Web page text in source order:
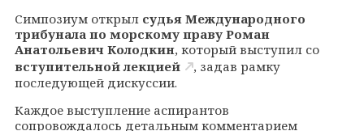
Симпозиум открыл судья Международного
трибунала по морскому праву Роман
Анатольевич Колодкин, который выступил со
вступительной лекцией
, задав рамку
последующей дискуссии.
Каждое выступление аспирантов
сопровождалось детальным комментарием